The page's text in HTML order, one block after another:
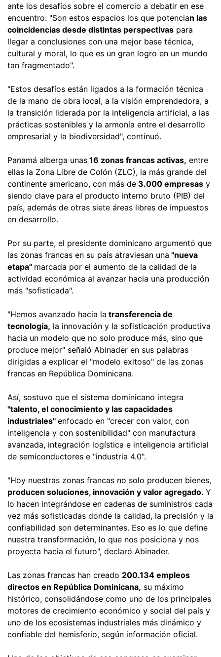
ante los desafíos sobre el comercio a debatir en ese
encuentro: "Son estos espacios los que potencian las
coincidencias desde distintas perspectivas para
llegar a conclusiones con una mejor base técnica,
cultural y moral, lo que es un gran logro en un mundo
tan fragmentado".
"Estos desafíos están ligados a la formación técnica
de la mano de obra local, a la visión emprendedora, a
la transición liderada por la inteligencia artificial, a las
prácticas sostenibles y la armonía entre el desarrollo
empresarial y la biodiversidad", continuó.
Panamá alberga unas 16 zonas francas activas, entre
ellas la Zona Libre de Colón (ZLC), la más grande del
continente americano, con más de 3.000 empresas y
siendo clave para el producto interno bruto (PIB) del
país, además de otras siete áreas libres de impuestos
en desarrollo.
Por su parte, el presidente dominicano argumentó que
las zonas francas en su país atraviesan una "nueva
etapa" marcada por el aumento de la calidad de la
actividad económica al avanzar hacia una producción
más "sofisticada".
"Hemos avanzado hacia la transferencia de
tecnología, la innovación y la sofisticación productiva
hacia un modelo que no solo produce más, sino que
produce mejor" señaló Abinader en sus palabras
dirigidas a explicar el "modelo exitoso" de las zonas
francas en República Dominicana.
Así, sostuvo que el sistema dominicano integra
"talento, el conocimiento y las capacidades
industriales" enfocado en "crecer con valor, con
inteligencia y con sostenibilidad" con manufactura
avanzada, integración logística e inteligencia artificial
de semiconductores e "industria 4.0".
"Hoy nuestras zonas francas no solo producen bienes,
producen soluciones, innovación y valor agregado. Y
lo hacen integrándose en cadenas de suministros cada
vez más sofisticadas donde la calidad, la precisión y la
confiabilidad son determinantes. Eso es lo que define
nuestra transformación, lo que nos posiciona y nos
proyecta hacia el futuro", declaró Abinader.
Las zonas francas han creado 200.134 empleos
directos en República Dominicana, su máximo
histórico, consolidándose como uno de los principales
motores de crecimiento económico y social del país y
uno de los ecosistemas industriales más dinámico y
confiable del hemisferio, según información oficial.